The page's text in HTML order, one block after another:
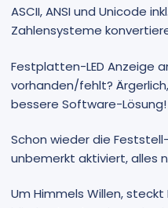
ASCII, ANSI und Unicode
Zahlensysteme
Festplatten-LED Anzeige
vorhanden/fehlt?
bessere Software-Lösung!
Schon wieder die
unbemerkt aktiviert, alles
Um Himmels Willen,